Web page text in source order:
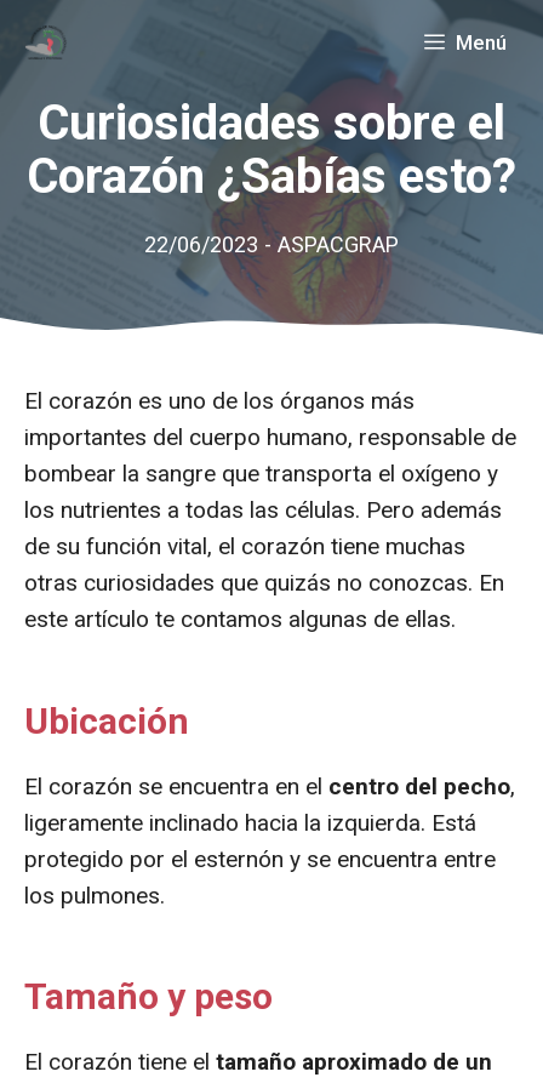
Saltar
contenido
Menú
Curiosidades sobre el
Corazón ¿Sabías esto?
22/06/2023 - ASPACGRAP
El corazón es uno de los órganos más
importantes del cuerpo humano, responsable de
bombear la sangre que transporta el oxígeno y
los nutrientes a todas las células. Pero además
de su función vital, el corazón tiene muchas
otras curiosidades que quizás no conozcas. En
este artículo te contamos algunas de ellas.
Ubicación
El corazón se encuentra en el centro del pecho,
ligeramente inclinado hacia la izquierda. Está
protegido por el esternón y se encuentra entre
los pulmones.
Tamaño y peso
El corazón tiene el tamaño aproximado de un